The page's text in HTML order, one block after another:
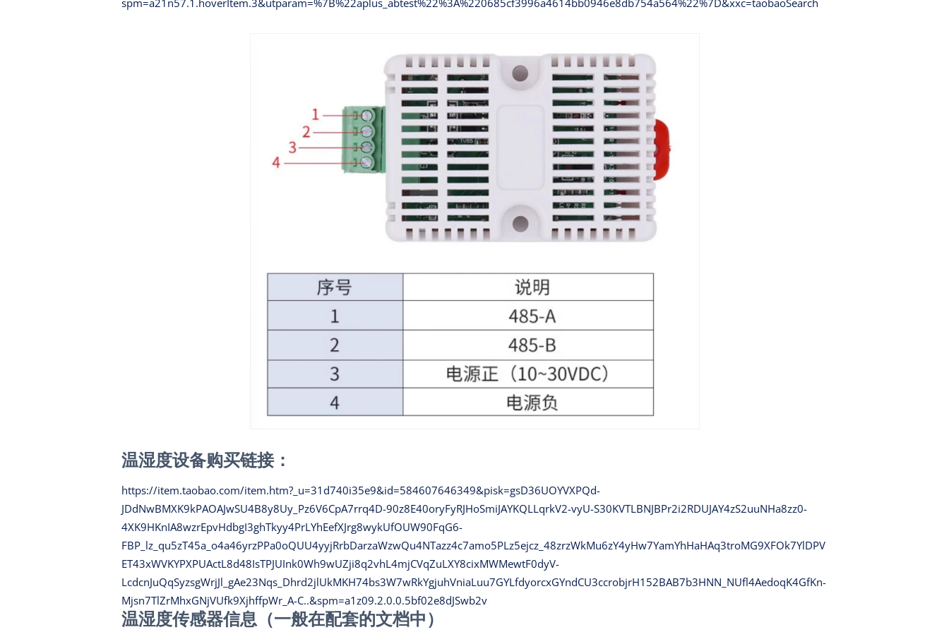
温湿度设备购买链接：
https://item.taobao.com/item.htm?_u=31d740i35e9&id=584607646349&pisk=gsD36UOYVXPQd-
JDdNwBMXK9kPAOAJwSU4B8y8Uy_Pz6V6CpA7rrq4D-90z8E40oryFyRJHoSmiJAYKQLLqrkV2-vyU-S30KVTLBNJBPr2i2RDUJAY4zS2uuNHa8zz0-
4XK9HKnIA8wzrEpvHdbgI3ghTkyy4PrLYhEefXJrg8wykUfOUW90FqG6-
FBP_lz_qu5zT45a_o4a46yrzPPa0oQUU4yyjRrbDarzaWzwQu4NTazz4c7amo5PLz5ejcz_48zrzWkMu6zY4yHw7YamYhHaHAq3troMG9XFOk7YlDPV
ET43xWVKYPXPUActL8d48IsTPJUInk0Wh9wUZji8q2vhL4mjCVqZuLXY8cixMWMewtF0dyV-
LcdcnJuQqSyzsgWrjJl_gAe23Nqs_Dhrd2jlUkMKH74bs3W7wRkYgjuhVniaLuu7GYLfdyorcxGYndCU3ccrobjrH152BAB7b3HNN_NUfl4AedoqK4GfKn-
Mjsn7TlZrMhxGNjVUfk9XjhffpWr_A-C..&spm=a1z09.2.0.0.5bf02e8dJSwb2v
温湿度传感器信息（一般在配套的文档中）